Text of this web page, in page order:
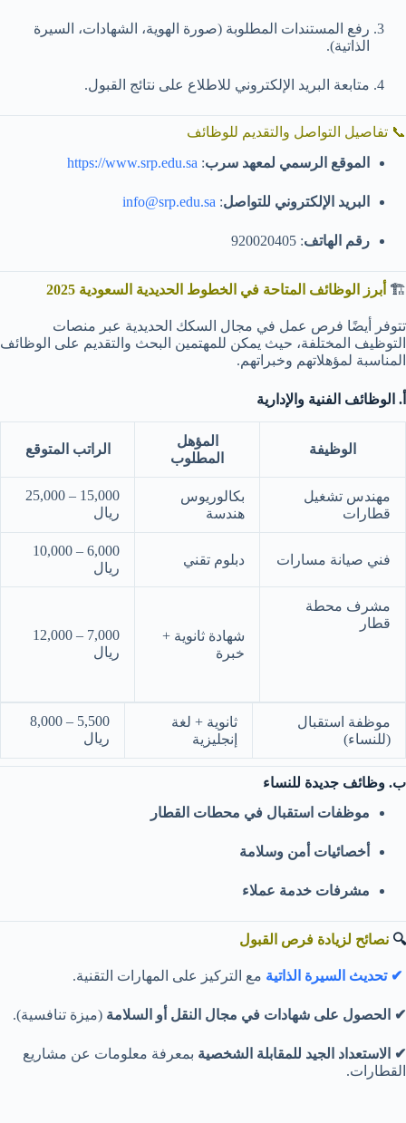
رفع المستندات المطلوبة (صورة الهوية، الشهادات، السيرة
الذاتية).
متابعة البريد الإلكتروني للاطلاع على نتائج القبول.
📞 تفاصيل التواصل والتقديم للوظائف
الموقع الرسمي لمعهد سرب:
https://www.srp.edu.sa
البريد الإلكتروني للتواصل:
info@srp.edu.sa
رقم الهاتف: 920020405
🏗️ أبرز الوظائف المتاحة في الخطوط الحديدية السعودية 2025
تتوفر أيضًا فرص عمل في مجال السكك الحديدية عبر منصات
التوظيف المختلفة، حيث يمكن للمهتمين البحث والتقديم على الوظائف
المناسبة لمؤهلاتهم وخبراتهم.
أ. الوظائف الفنية والإدارية
الوظيفة
المؤهل
المطلوب
الراتب المتوقع
مهندس تشغيل
قطارات
بكالوريوس
هندسة
15,000 – 25,000
ريال
فني صيانة مسارات دبلوم تقني
6,000 – 10,000
ريال
مشرف محطة
قطار
شهادة ثانوية +
خبرة
7,000 – 12,000
ريال
موظفة استقبال
(للنساء)
ثانوية + لغة
إنجليزية
5,500 – 8,000
ريال
ب. وظائف جديدة للنساء
موظفات استقبال في محطات القطار
أخصائيات أمن وسلامة
مشرفات خدمة عملاء
🔍 نصائح لزيادة فرص القبول
✔ تحديث السيرة الذاتية مع التركيز على المهارات التقنية.
✔ الحصول على شهادات في مجال النقل أو السلامة (ميزة تنافسية).
✔ الاستعداد الجيد للمقابلة الشخصية بمعرفة معلومات عن مشاريع
القطارات.